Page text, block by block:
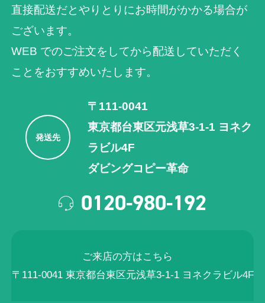
直接配送だとやりとりにお時間がかかる場合が
ございます。
WEB でのご注⽂をしてから配送していただく
ことをおすすめいたします。
発送先
〒111-0041
東京都台東区元浅草3-1-1 ヨネク
ラビル4F
ダビングコピー革命
0120-980-192
ご来店の方はこちら
〒111-0041 東京都台東区元浅草3-1-1 ヨネクラビル4F